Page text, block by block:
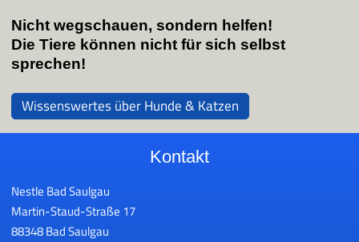
Nicht wegschauen, sondern helfen!
Die Tiere können nicht für sich selbst
sprechen!
Wissenswertes über Hunde & Katzen
Kontakt
Nestle Bad Saulgau
Martin-Staud-Straße 17
88348 Bad Saulgau